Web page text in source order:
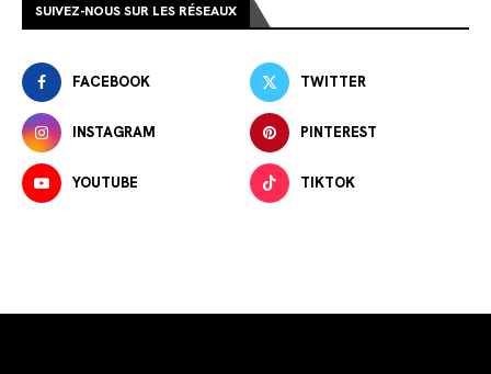
SUIVEZ-NOUS SUR LES RÉSEAUX
FACEBOOK TWITTER
INSTAGRAM PINTEREST
YOUTUBE TIKTOK